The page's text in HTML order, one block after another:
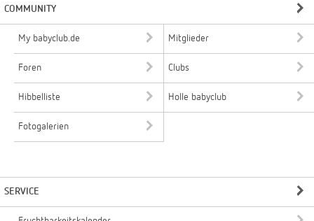
COMMUNITY
My babyclub.de Mitglieder
Foren Clubs
Hibbelliste Holle babyclub
Fotogalerien
SERVICE